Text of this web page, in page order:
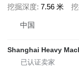
挖掘深度 7.56 米
中国
Shanghai Heavy